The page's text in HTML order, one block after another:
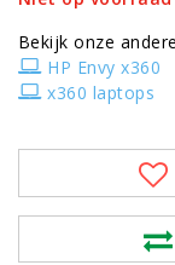
Bekijk onze
HP Envy x360
x360 laptops